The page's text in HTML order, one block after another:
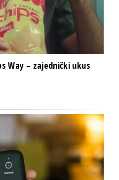
Way – zajednički ukus